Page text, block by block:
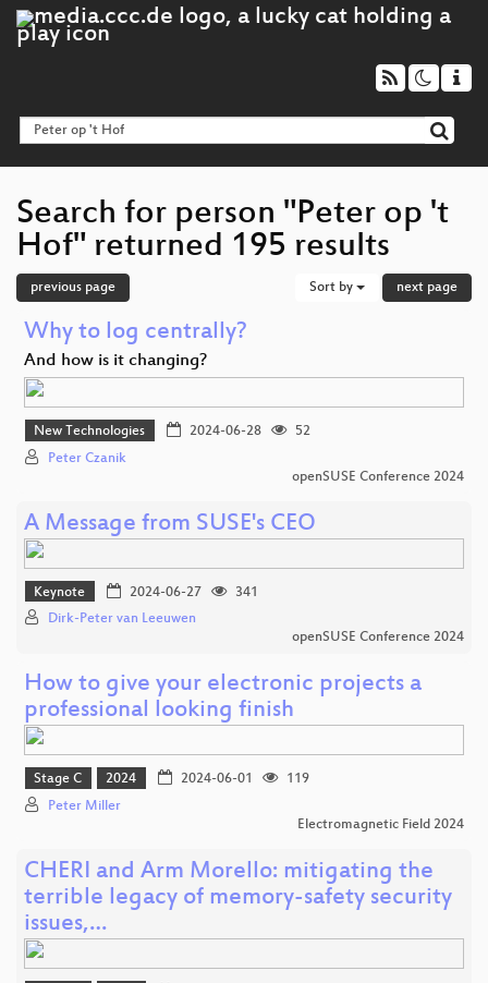
Search for person "Peter op 't
Hof" returned 195 results
previous page Sort by next page
Why to log centrally?
And how is it changing?
New Technologies 2024-06-28
52
Peter Czanik
openSUSE Conference 2024
A Message from SUSE's CEO
Keynote 2024-06-27
341
Dirk-Peter van Leeuwen
openSUSE Conference 2024
How to give your electronic projects a
professional looking finish
Stage C 2024 2024-06-01
119
Peter Miller
Electromagnetic Field 2024
CHERI and Arm Morello: mitigating the
terrible legacy of memory-safety security
issues,…